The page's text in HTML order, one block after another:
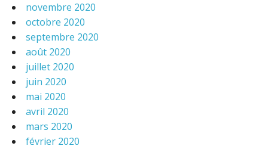
novembre 2020
octobre 2020
septembre 2020
août 2020
juillet 2020
juin 2020
mai 2020
avril 2020
mars 2020
février 2020